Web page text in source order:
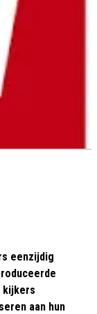
eenzijdig
kijkers
aan hun